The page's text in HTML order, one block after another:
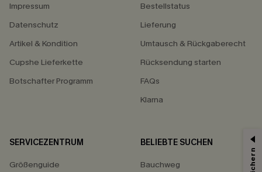
Impressum
Datenschutz
Artikel & Kondition
Cupshe Lieferkette
Botschafter Programm
Bestellstatus
Lieferung
Umtausch & Rückgaberecht
Rücksendung starten
FAQs
Klarna
SERVICEZENTRUM
Größenguide
BELIEBTE SUCHEN
Bauchweg
15% ERHALTEN
15% ohne MBW für E-Mail-Abonnenten.